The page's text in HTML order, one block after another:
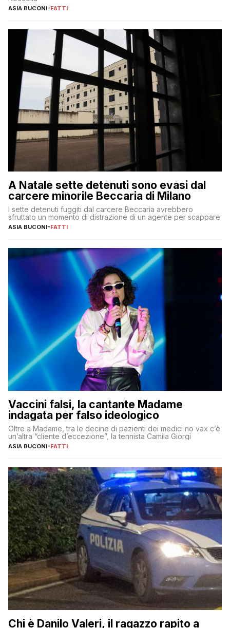
ASIA BUCONI-FATTI
A Natale sette detenuti sono evasi dal
carcere minorile Beccaria di Milano
I sette detenuti fuggiti dal carcere Beccaria avrebbero
sfruttato un momento di distrazione di un agente per scappare
ASIA BUCONI-FATTI
Vaccini falsi, la cantante Madame
indagata per falso ideologico
Oltre a Madame, tra le decine di pazienti dei medici no vax c’è
un’altra “cliente d’eccezione”, la tennista Camila Giorgi
ASIA BUCONI-FATTI
Chi è Danilo Valeri, il ragazzo rapito a